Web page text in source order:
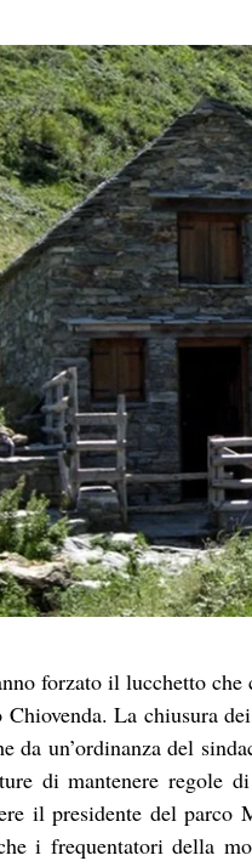
forzato il lucchetto
La chiusura
da un’ordinanza del
di mantenere regole
il presidente del parco
i frequentatori della